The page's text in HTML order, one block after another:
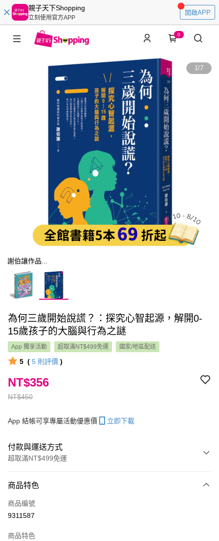
親子天下Shopping
立刻使用官方APP
開啟APP
0
1/7
謝伯讓作品...
為何三歲開始說謊？：探究心智起源，解開0-
15歲孩子的大腦與行為之謎
App 獨享活動 超取滿NT$499免運 國家/地區配送
5 ( 5 則評價 )
NT$450
NT$356
App 結帳可享專屬活動優惠價 立即下載
付款與運送方式
超取滿NT$499免運
信用卡一次付款
LINE Pay
商品特色
商品編號
9311587
商品特色